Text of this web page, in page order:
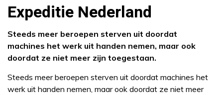
Expeditie Nederland
Steeds meer beroepen sterven uit doordat
machines het werk uit handen nemen, maar ook
doordat ze niet meer zijn toegestaan.
Steeds meer beroepen sterven uit doordat machines het
werk uit handen nemen, maar ook doordat ze niet meer